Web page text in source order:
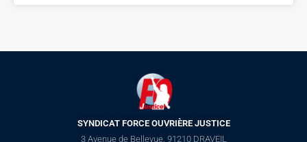
SYNDICAT FORCE OUVRIÈRE JUSTICE
3 Avenue de Bellevue, 91210 DRAVEIL